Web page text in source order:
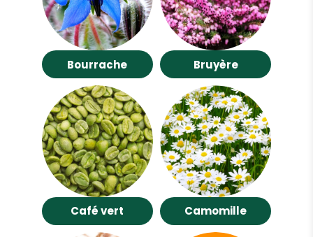
Bourrache Bruyère
Café vert Camomille